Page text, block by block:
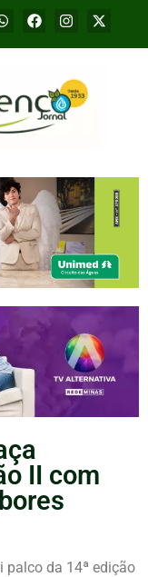
II com
palco da 14ª edição